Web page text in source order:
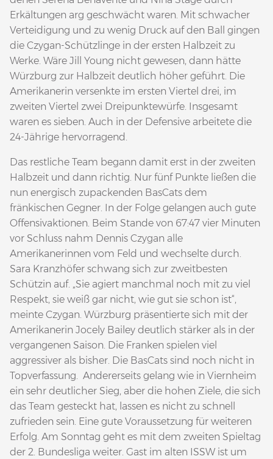
Erkältungen arg geschwächt waren. Mit schwacher
Verteidigung und zu wenig Druck auf den Ball gingen
die Czygan-Schützlinge in der ersten Halbzeit zu
Werke. Wäre Jill Young nicht gewesen, dann hätte
Würzburg zur Halbzeit deutlich höher geführt. Die
Amerikanerin versenkte im ersten Viertel drei, im
zweiten Viertel zwei Dreipunktewürfe. Insgesamt
waren es sieben. Auch in der Defensive arbeitete die
24-Jährige hervorragend.
Das restliche Team begann damit erst in der zweiten
Halbzeit und dann richtig. Nur fünf Punkte ließen die
nun energisch zupackenden BasCats dem
fränkischen Gegner. In der Folge gelangen auch gute
Offensivaktionen. Beim Stande von 67:47 vier Minuten
vor Schluss nahm Dennis Czygan alle
Amerikanerinnen vom Feld und wechselte durch.
Sara Kranzhöfer schwang sich zur zweitbesten
Schützin auf. „Sie agiert manchmal noch mit zu viel
Respekt, sie weiß gar nicht, wie gut sie schon ist“,
meinte Czygan. Würzburg präsentierte sich mit der
Amerikanerin Jocely Bailey deutlich stärker als in der
vergangenen Saison. Die Franken spielen viel
aggressiver als bisher. Die BasCats sind noch nicht in
Topverfassung. Andererseits gelang wie in Viernheim
ein sehr deutlicher Sieg, aber die hohen Ziele, die sich
das Team gesteckt hat, lassen es nicht zu schnell
zufrieden sein. Eine gute Voraussetzung für weiteren
Erfolg. Am Sonntag geht es mit dem zweiten Spieltag
der 2. Bundesliga weiter. Gast im alten ISSW ist um